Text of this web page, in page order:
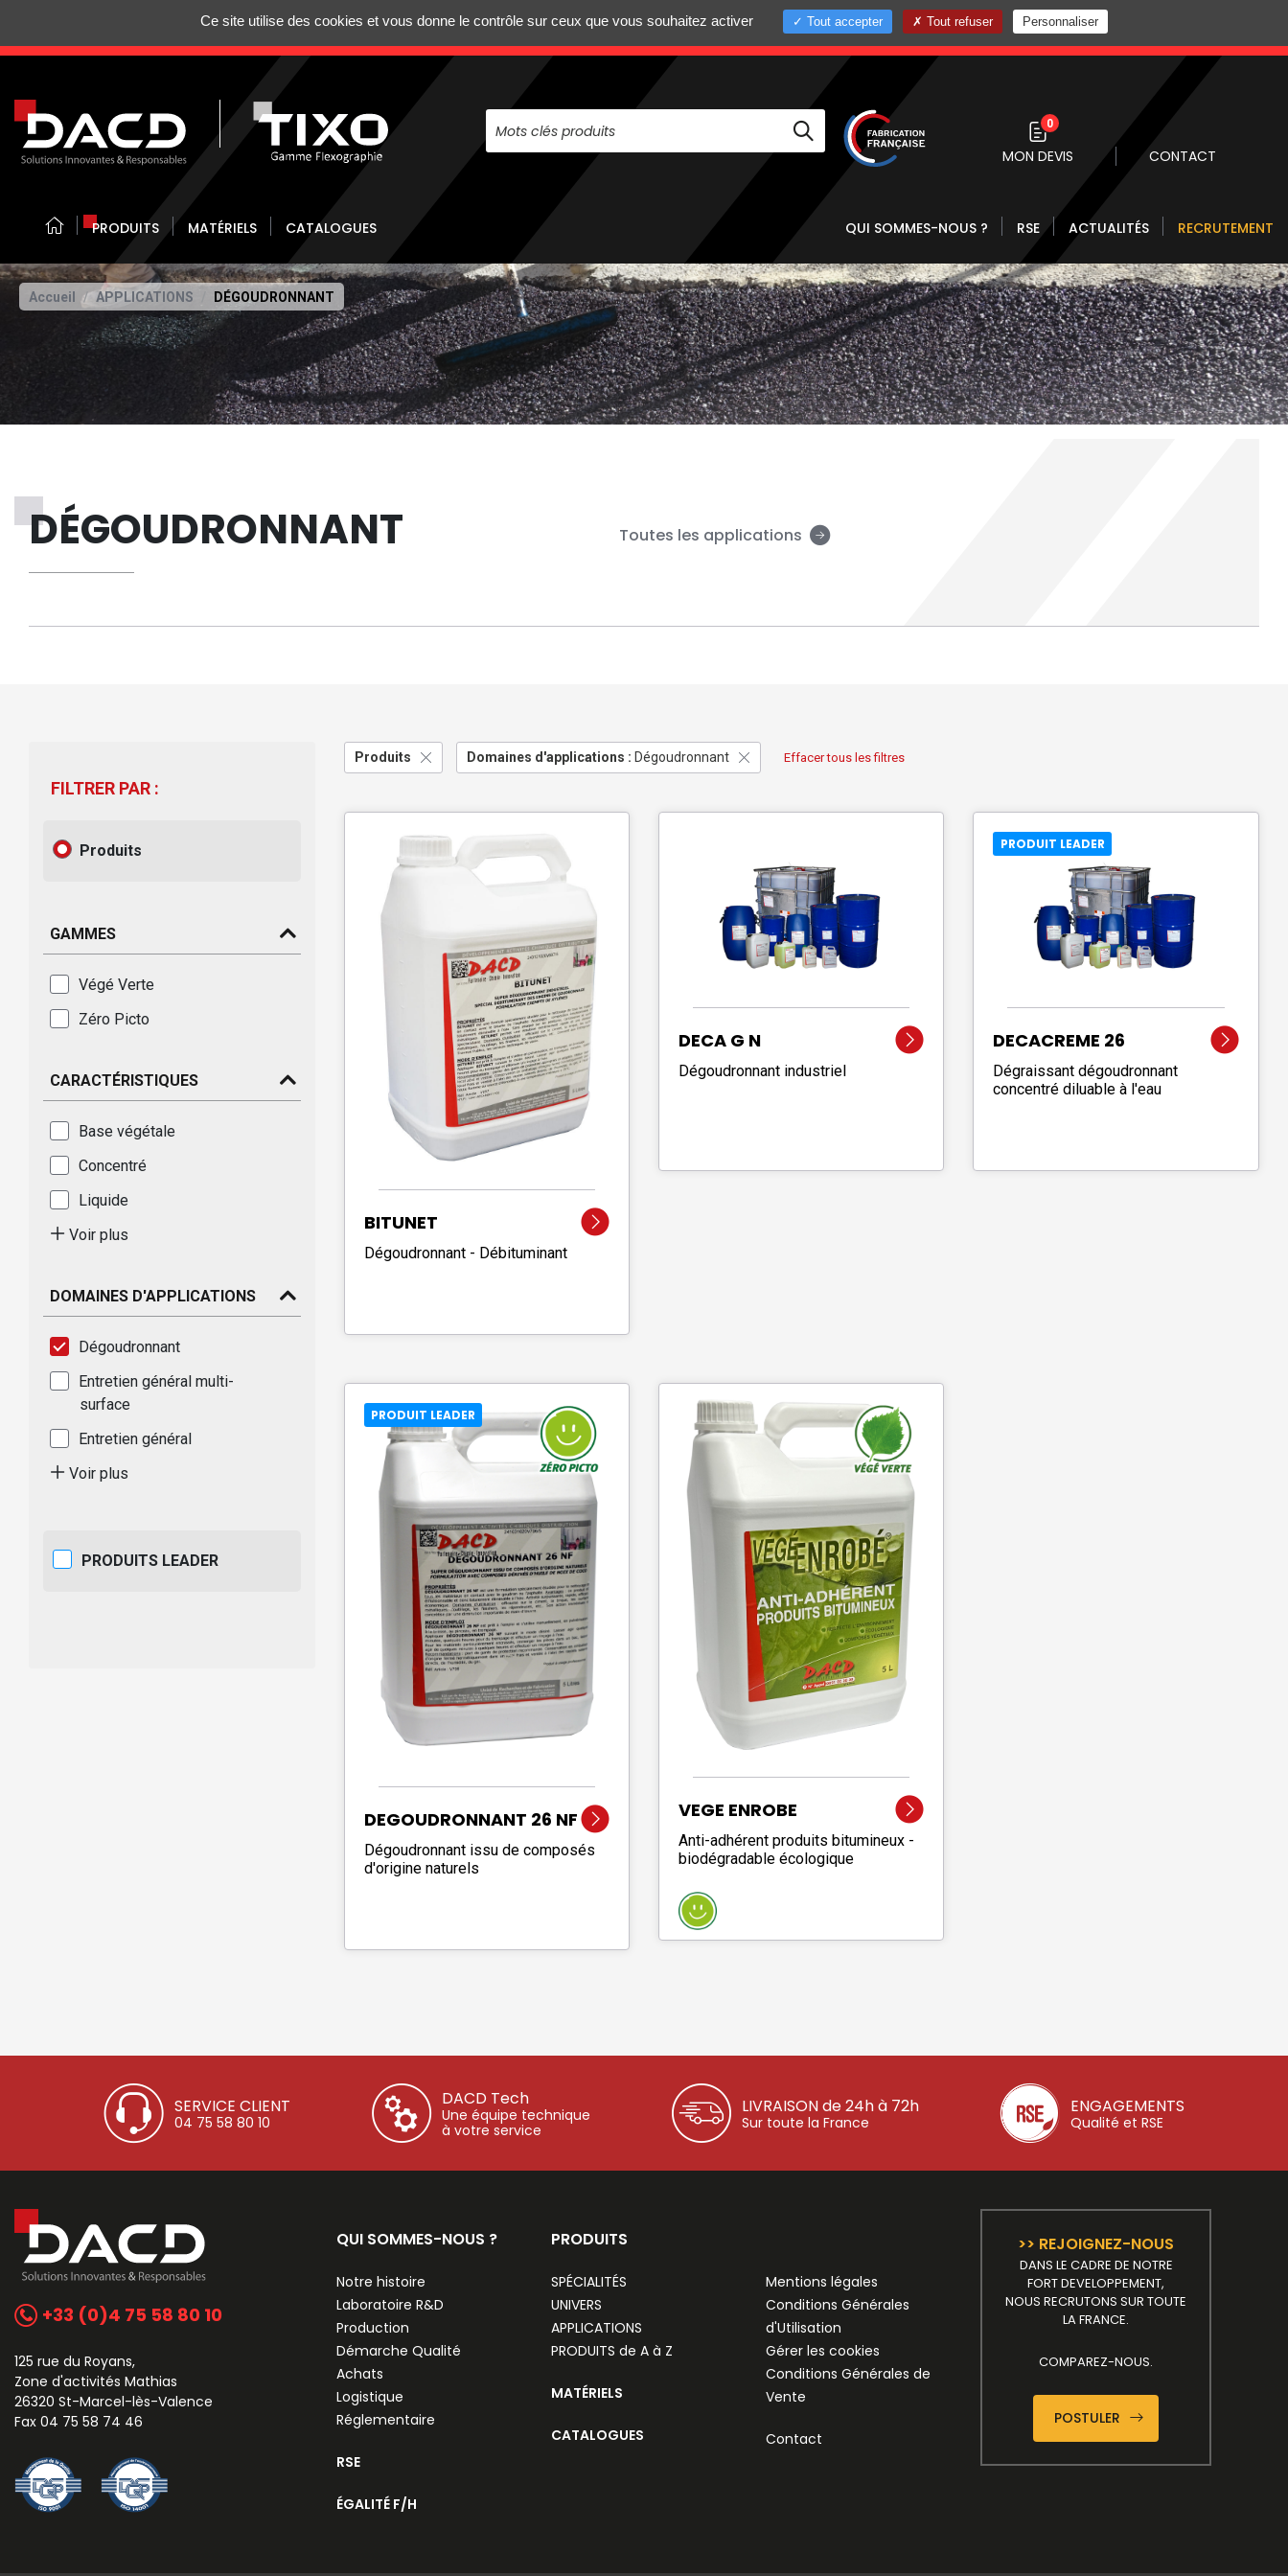
N'HÉSITEZ PAS À NOUS CONTACTER AU +33 (0)4 75 58 80 10
0
MON DEVIS CONTACT
PRODUITS MATÉRIELS CATALOGUES QUI SOMMES-NOUS ? RSE ACTUALITÉS RECRUTEMENT
Accueil APPLICATIONS DÉGOUDRONNANT
DÉGOUDRONNANT Toutes les applications
FILTRER PAR :
Produits
GAMMES
Végé Verte
Zéro Picto
CARACTÉRISTIQUES
Base végétale
Concentré
Liquide
Voir plus
DOMAINES D'APPLICATIONS
Dégoudronnant
Entretien général multi-
surface
Entretien général
Voir plus
PRODUITS LEADER
Produits Domaines d'applications : Dégoudronnant Effacer tous les filtres
BITUNET
Dégoudronnant - Débituminant
DECA G N
Dégoudronnant industriel
PRODUIT LEADER
DECACREME 26
Dégraissant dégoudronnant
concentré diluable à l'eau
PRODUIT LEADER
DEGOUDRONNANT 26 NF
Dégoudronnant issu de composés
d'origine naturels
VEGE ENROBE
Anti-adhérent produits bitumineux -
biodégradable écologique
SERVICE CLIENT
04 75 58 80 10
DACD Tech
Une équipe technique
à votre service
LIVRAISON de 24h à 72h
Sur toute la France
ENGAGEMENTS
Qualité et RSE
+33 (0)4 75 58 80 10
125 rue du Royans,
Zone d'activités Mathias
26320 St-Marcel-lès-Valence
Fax 04 75 58 74 46
QUI SOMMES-NOUS ?
Notre histoire
Laboratoire R&D
Production
Démarche Qualité
Achats
Logistique
Réglementaire
RSE
ÉGALITÉ F/H
PRODUITS
SPÉCIALITÉS
UNIVERS
APPLICATIONS
PRODUITS de A à Z
MATÉRIELS
CATALOGUES
Mentions légales
Conditions Générales
d'Utilisation
Gérer les cookies
Conditions Générales de
Vente
Contact
>> REJOIGNEZ-NOUS
DANS LE CADRE DE NOTRE
FORT DEVELOPPEMENT,
NOUS RECRUTONS SUR TOUTE
LA FRANCE.
COMPAREZ-NOUS.
POSTULER
Ce site utilise des cookies et vous donne le contrôle sur ceux que vous souhaitez activer Tout accepter Tout refuser Personnaliser